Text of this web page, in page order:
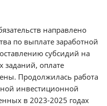
направлено
по выплате заработной
субсидий на
оплате
Продолжилась работа
инвестиционной
в 2023-2025 годах